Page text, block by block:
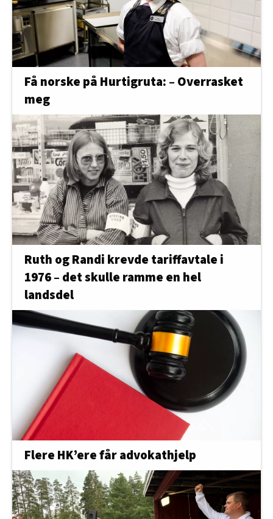
Få norske på Hurtigruta: – Overrasket
meg
Ruth og Randi krevde tariffavtale i
1976 – det skulle ramme en hel
landsdel
Flere HK’ere får advokathjelp